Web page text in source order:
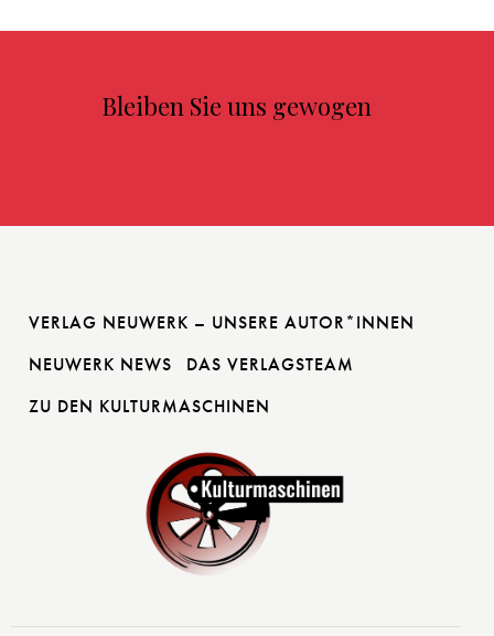
Bleiben Sie uns gewogen
VERLAG NEUWERK – UNSERE AUTOR*INNEN
NEUWERK NEWS
DAS VERLAGSTEAM
ZU DEN KULTURMASCHINEN